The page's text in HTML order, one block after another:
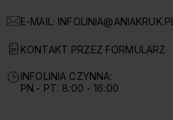
E-MAIL: INFOLINIA@ANIAKRUK.PL
KONTAKT PRZEZ FORMULARZ
INFOLINIA CZYNNA:
PN.- PT. 8:00 - 16:00